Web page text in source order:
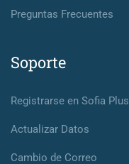
Preguntas Frecuentes
Soporte
Registrarse en Sofia Plus
Actualizar Datos
Cambio de Correo